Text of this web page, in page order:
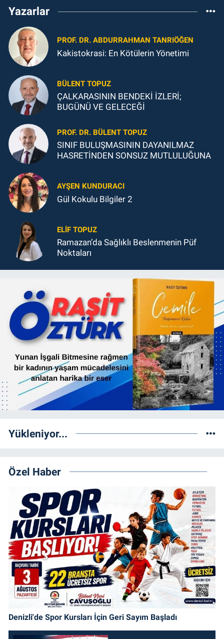
Yazarlar
PROF. DR. ABDURRAHMAN TANRIÖĞEN
Kakistokrasi: En Kötülerin Yönetimi
BÜLENT TOPUZ
ÇALKARASININ BENDEKİ İZLERİ;
BUGÜNÜ VE GELECEĞİ
PROF. DR. BÜLENT TOPUZ
SINIF BULUŞMASININ DAYANILMAZ
HASRETİNDEN SONSUZ MUTLULUĞUNA
AYŞEN KUNDURACI
Gül Kokulu Bilgiler 2
ELIF TOPUZ
Ramazan’da Sağlıklı Beslenmenin Püf
Noktaları
Yükleniyor...
Özel Haber
Denizli'de Spor Kursları İçin Geri Sayım Başladı